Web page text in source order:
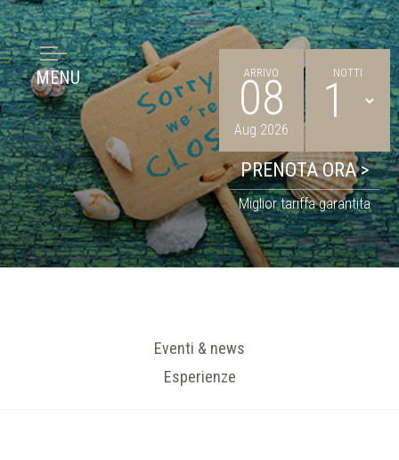
MENU ARRIVO
08
Aug 2026
NOTTI
Miglior tariffa garantita
Eventi & news
Esperienze